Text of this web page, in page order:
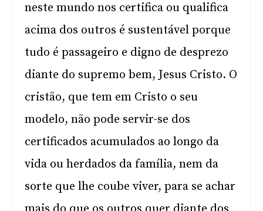
neste mundo nos certifica ou qualifica
acima dos outros é sustentável porque
tudo é passageiro e digno de desprezo
diante do supremo bem, Jesus Cristo. O
cristão, que tem em Cristo o seu
modelo, não pode servir-se dos
certificados acumulados ao longo da
vida ou herdados da família, nem da
sorte que lhe coube viver, para se achar